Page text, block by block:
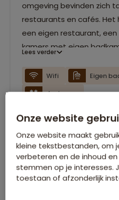
omgeving bevinden zich
restaurants en cafés. Het
een eigen restaurant,
kamers met eigen
Lees verder
Wifi
Eigen
4-sterren
Onze website
Onze website maakt
kleine tekstbestanden, om
verbeteren en de inhoud
stemmen op je interesses.
toestaan of afzonderlijk